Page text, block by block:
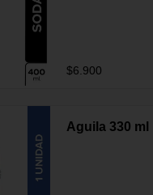
$6.900
Aguila 330 ml